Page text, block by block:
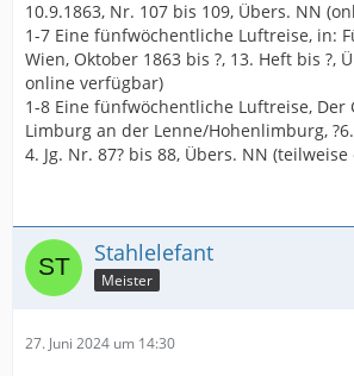
10.9.1863, Nr. 107 bis 109, Übers. NN
1-7 Eine fünfwöchentliche Luftreise, in:
Wien, Oktober 1863 bis ?, 13. Heft bis ?,
online verfügbar)
1-8 Eine fünfwöchentliche Luftreise, Der
Limburg an der Lenne/Hohenlimburg,
4. Jg. Nr. 87? bis 88, Übers. NN
Stahlelefant
Meister
27. Juni 2024 um 14:30